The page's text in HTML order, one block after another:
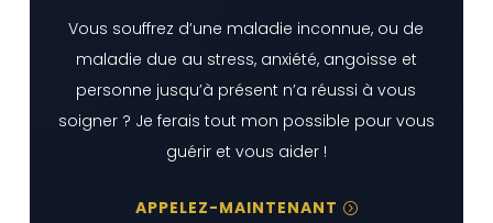
Vous souffrez d’une maladie inconnue, ou de
maladie due au stress, anxiété, angoisse et
personne jusqu’à présent n’a réussi à vous
soigner ? Je ferais tout mon possible pour vous
guérir et vous aider !
APPELEZ-MAINTENANT